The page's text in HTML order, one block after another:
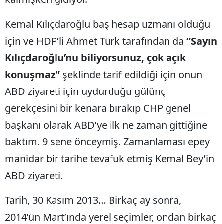
Kemal Kılıçdaroğlu baş hesap uzmanı olduğu
için ve HDP’li Ahmet Türk tarafından da “Sayın
Kılıçdaroğlu’nu biliyorsunuz, çok açık
konuşmaz” şeklinde tarif edildiği için onun
ABD ziyareti için uydurduğu gülünç
gerekçesini bir kenara bırakıp CHP genel
başkanı olarak ABD’ye ilk ne zaman gittiğine
baktım. 9 sene önceymiş. Zamanlaması epey
manidar bir tarihe tevafuk etmiş Kemal Bey’in
ABD ziyareti.
Tarih, 30 Kasım 2013… Birkaç ay sonra,
2014’ün Mart’ında yerel seçimler, ondan birkaç